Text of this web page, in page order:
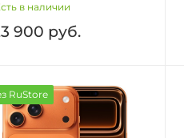
в наличии
900 руб.
RuStore